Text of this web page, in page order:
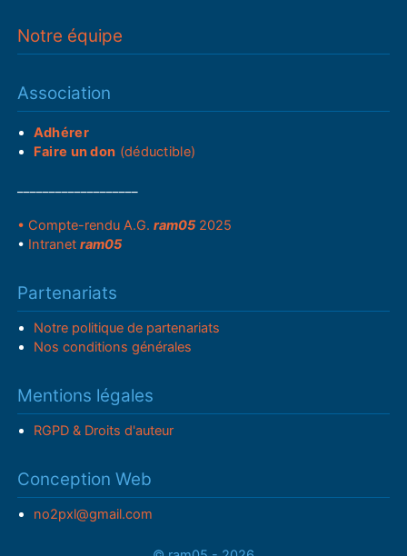
Notre équipe
Association
Adhérer
Faire un don (déductible)
• Compte-rendu A.G.ram05 2025
• Intranetram05
Partenariats
Notre politique de partenariats
Nos conditions générales
Mentions légales
RGPD & Droits d'auteur
Conception Web
no2pxl@gmail.com